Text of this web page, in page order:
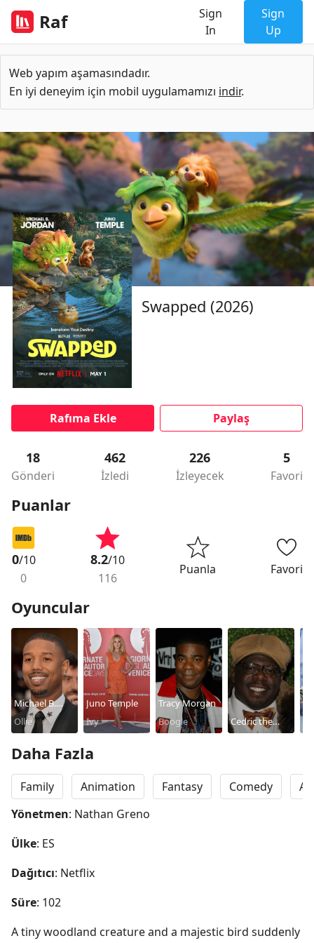
Raf
Sign
In
Sign
Up
Web yapım aşamasındadır.
En iyi deneyim için mobil uygulamamızı indir.
Swapped (2026)
Rafıma Ekle Paylaş
18
Gönderi
462
İzledi
226
İzleyecek
5
Favori
Puanlar
0/10
0
8.2/10
116
Puanla Favori
Oyuncular
Michael B.
Jordan
Ollie
Juno Temple
Ivy
Tracy Morgan
Boogle
Cedric the
Daha Fazla
Family Animation Fantasy Comedy
Yönetmen: Nathan Greno
Ülke: ES
Dağıtıcı: Netflix
Süre: 102
A tiny woodland creature and a majestic bird suddenly